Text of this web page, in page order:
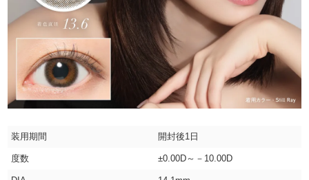
装用期間 開封後1日
度数 ±0.00D～－10.00D